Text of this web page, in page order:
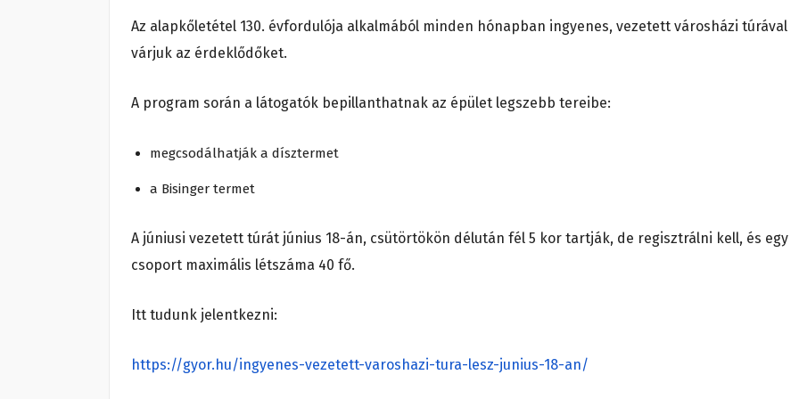
Az alapkőletétel 130. évfordulója alkalmából minden hónapban ingyenes, vezetett városházi túrával
várjuk az érdeklődőket.
A program során a látogatók bepillanthatnak az épület legszebb tereibe:
megcsodálhatják a dísztermet
a Bisinger termet
A júniusi vezetett túrát június 18-án, csütörtökön délután fél 5 kor tartják, de regisztrálni kell, és egy
csoport maximális létszáma 40 fő.
Itt tudunk jelentkezni:
https://gyor.hu/ingyenes-vezetett-varoshazi-tura-lesz-junius-18-an/